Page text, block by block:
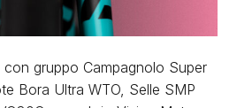
gruppo Campagnolo Super
Bora Ultra WTO, Selle SMP